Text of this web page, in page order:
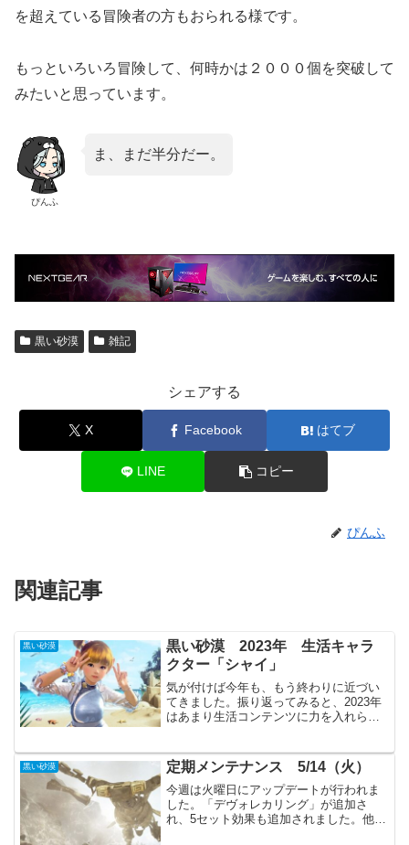
を超えている冒険者の方もおられる様です。
もっといろいろ冒険して、何時かは２０００個を突破して
みたいと思っています。
ぴんふ
ま、まだ半分だー。
黒い砂漠 雑記
シェアする
X Facebook はてブ
LINE コピー
ぴんふ
関連記事
黒い砂漠
黒い砂漠 2023年 生活キャラ
クター「シャイ」
気が付けば今年も、もう終わりに近づい
てきました。振り返ってみると、2023年
はあまり生活コンテンツに力を入れられ
りました。ですが、やはりまだまだMOB
狩りには大きく劣っ...
黒い砂漠 定期メンテナンス 5/14（火）
今週は火曜日にアップデートが行われま
した。「デヴォレカリング」が追加さ
れ、5セット効果も追加されました。他の